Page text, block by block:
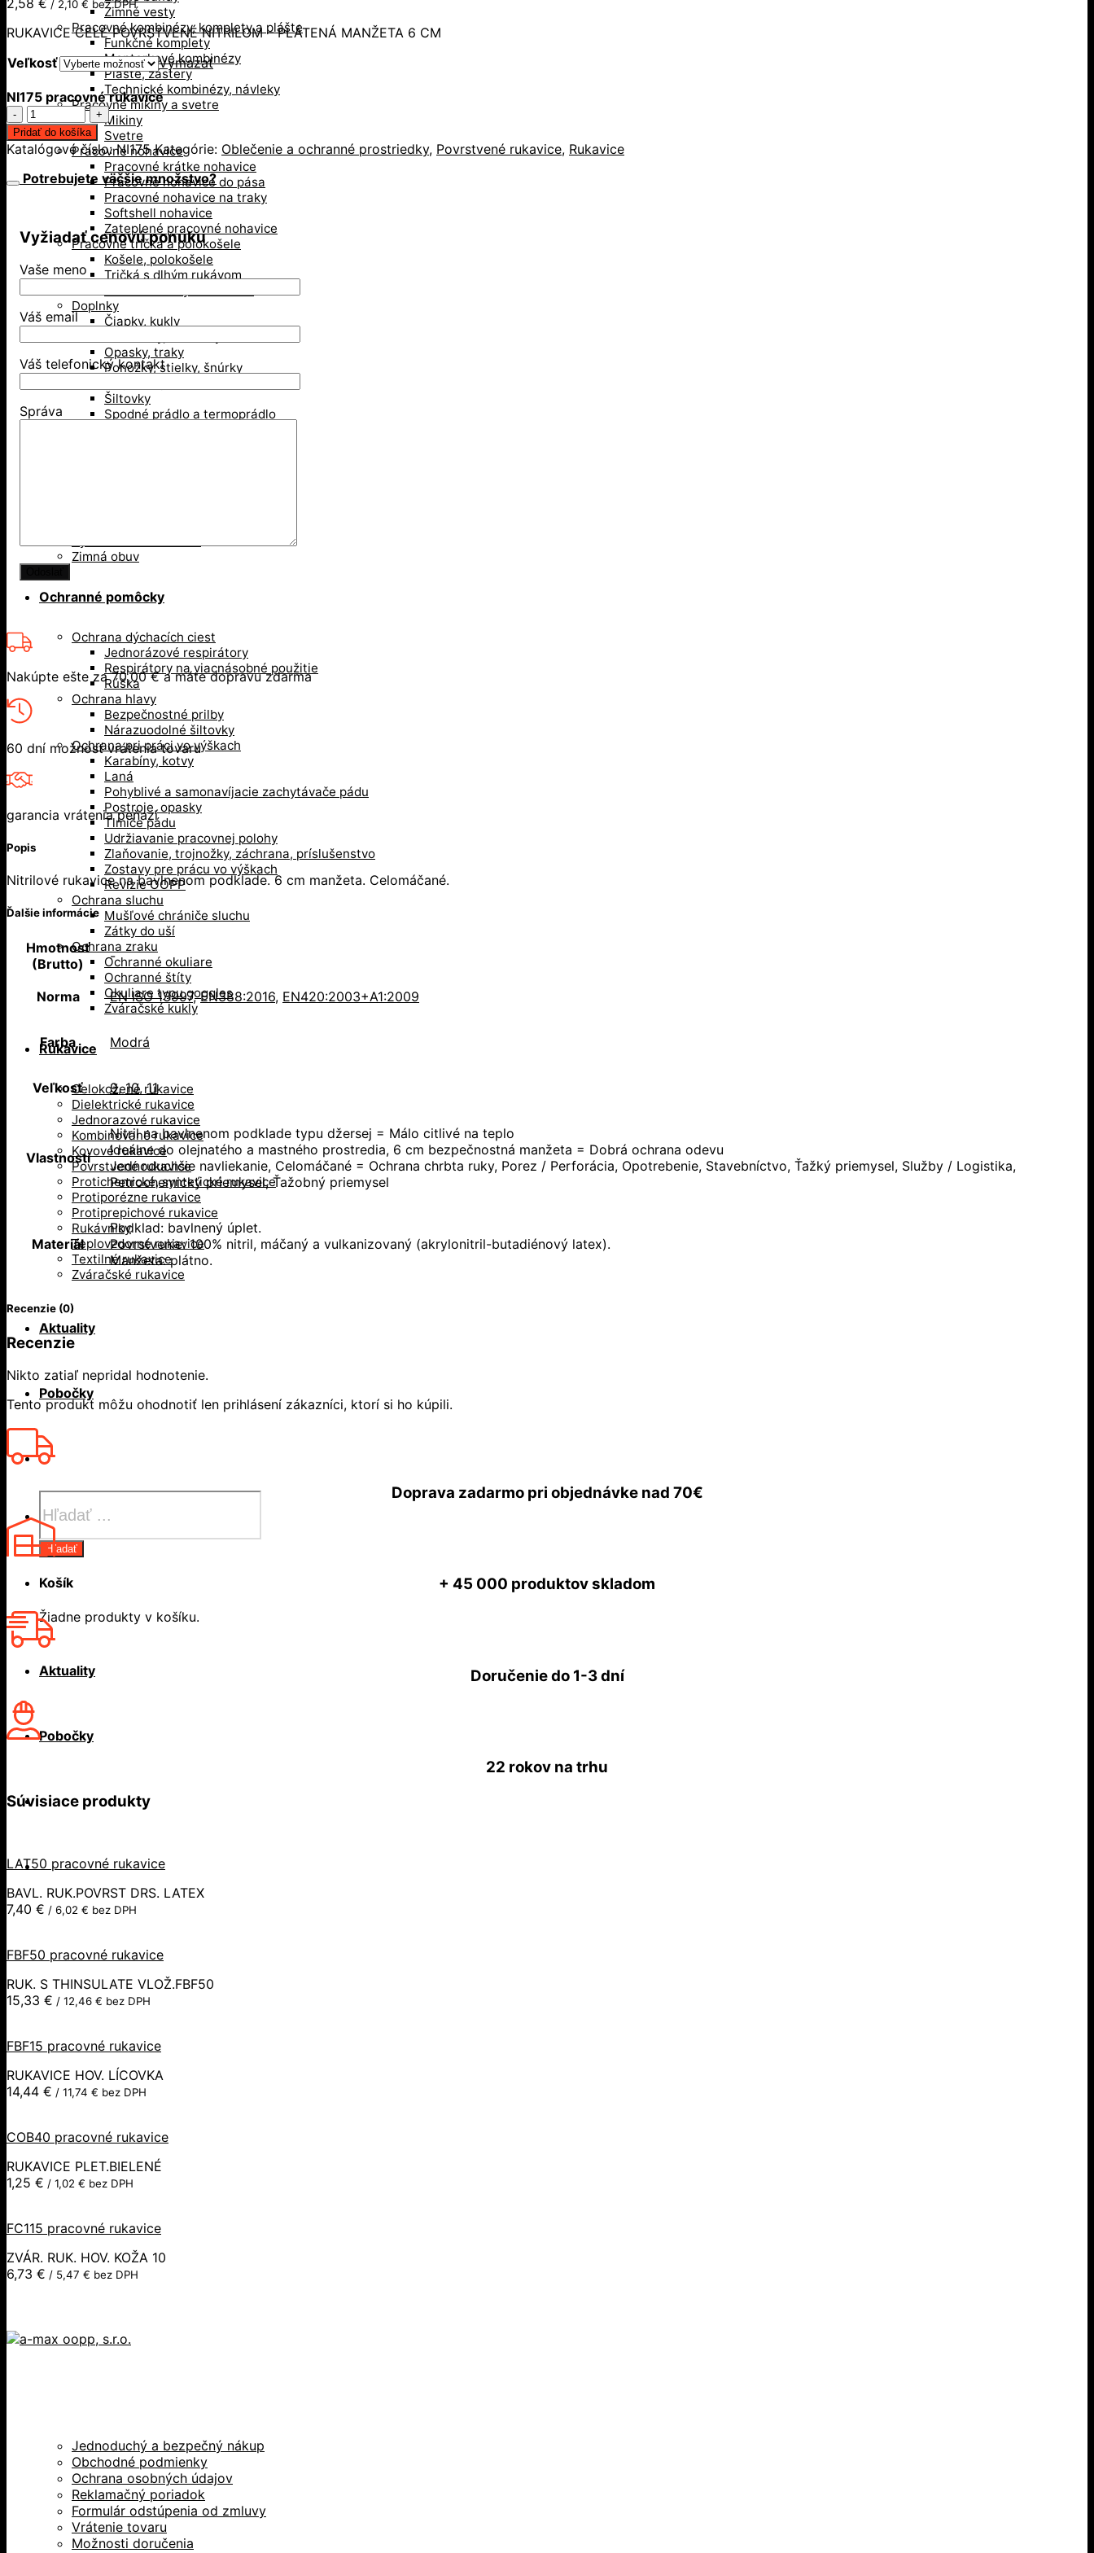
Zimné vesty
Pracovné kombinézy, komplety a plášte
Funkčné komplety
Monterkové kombinézy
Plášte, zástery
Technické kombinézy, návleky
Pracovné mikiny a svetre
Mikiny
Svetre
Pracovné nohavice
Pracovné krátke nohavice
Pracovné nohavice do pása
Pracovné nohavice na traky
Softshell nohavice
Zateplené pracovné nohavice
Pracovné tričká a polokošele
Košele, polokošele
Tričká s dlhým rukávom
Doplnky
Čiapky, kukly
Opasky, traky
Ponožky, stielky, šnúrky
Šiltovky
Spodné prádlo a termoprádlo
Zimná obuv
Ochranné pomôcky
Ochrana dýchacích ciest
Jednorázové respirátory
Respirátory na viacnásobné použitie
Rúška
Ochrana hlavy
Bezpečnostné prilby
Nárazuodolné šiltovky
Ochrana pri práci vo výškach
Karabíny, kotvy
Laná
Pohyblivé a samonavíjacie zachytávače pádu
Postroje, opasky
Tlmiče pádu
Udržiavanie pracovnej polohy
Zlaňovanie, trojnožky, záchrana, príslušenstvo
Zostavy pre prácu vo výškach
Revízie OOPP
Ochrana sluchu
Mušľové chrániče sluchu
Zátky do uší
Ochrana zraku
Ochranné okuliare
Ochranné štíty
Okuliare typu goggles
Zváračské kukly
Rukavice
Celokožené rukavice
Dielektrické rukavice
Jednorazové rukavice
Kombinované rukavice
Kovové rukavice
Povrstvené rukavice
Protichemické, syntetické rukavice
Protiporézne rukavice
Protiprepichové rukavice
Rukávniky
Teplovzdorné rukavice
Textilné rukavice
Zváračské rukavice
Aktuality
Pobočky
search
Hľadať
Košík
Žiadne produkty v košíku.
Aktuality
Pobočky
/ 2,10 € bez DPH
RUKAVICE CELÉ POVRSTVENÉ NITRILOM – PLÁTENÁ MANŽETA 6 CM
Veľkosť
Vymazať
NI175 pracovné rukavice
množstvo
NI175
pracovné
rukavice
Pridať do košíka
Katalógové číslo:NI175 Kategórie: Oblečenie a ochranné prostriedky, Povrstvené rukavice, Rukavice
Potrebujete väčšie množstvo?
Vyžiadať cenovú ponuku
Vaše meno
Váš email
Váš telefonický kontakt
Správa
Nakúpte ešte za70,00€a máte dopravu zdarma
60 dní možnosť vrátenia tovaru
garancia vrátenia peňazí
Popis
Nitrilové rukavice na bavlnenom podklade. 6 cm manžeta. Celomáčané.
Ďalšie informácie
Hmotnosť
(Brutto)
-
Norma EN ISO 13997,EN388:2016, EN420:2003+A1:2009
Farba Modrá
Veľkosť 9,10,11
Vlastnosti
Nitril na bavlnenom podklade typu džersej = Málo citlivé na teplo
Ideálne do olejnatého a mastného prostredia, 6 cm bezpečnostná manžeta = Dobrá ochrana odevu
Jednoduchšie navliekanie, Celomáčané = Ochrana chrbta ruky, Porez / Perforácia, Opotrebenie, Stavebníctvo, Ťažký priemysel, Služby / Logistika,
Petrochemický priemysel, Ťažobný priemysel
Materiál
Podklad: bavlnený úplet.
Povrstvenie: 100% nitril, máčaný a vulkanizovaný (akrylonitril-butadiénový latex).
Manžeta: plátno.
Recenzie (0)
Recenzie
Nikto zatiaľ nepridal hodnotenie.
Tento produkt môžu ohodnotiť len prihlásení zákazníci, ktorí si ho kúpili.
Doprava zadarmo pri objednávke nad 70€
+ 45 000 produktov skladom
Doručenie do1-3 dní
22 rokov na trhu
Súvisiace produkty
LAT50 pracovné rukavice
BAVL. RUK.POVRST DRS. LATEX
7,40 € / 6,02 € bez DPH
FBF50 pracovné rukavice
RUK. S THINSULATE VLOŽ.FBF50
15,33 € / 12,46 € bez DPH
FBF15 pracovné rukavice
RUKAVICE HOV. LÍCOVKA
14,44 € / 11,74 € bez DPH
COB40 pracovné rukavice
RUKAVICE PLET.BIELENÉ
1,25 € / 1,02 € bez DPH
FC115 pracovné rukavice
ZVÁR. RUK. HOV. KOŽA 10
6,73 € / 5,47 € bez DPH
Jednoduchý a bezpečný nákup
Obchodné podmienky
Ochrana osobných údajov
Reklamačný poriadok
Formulár odstúpenia od zmluvy
Vrátenie tovaru
Možnosti doručenia